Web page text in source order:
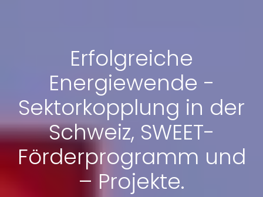
Erfolgreiche
Energiewende -
Sektorkopplung in der
Schweiz, SWEET-
Förderprogramm und
– Projekte.